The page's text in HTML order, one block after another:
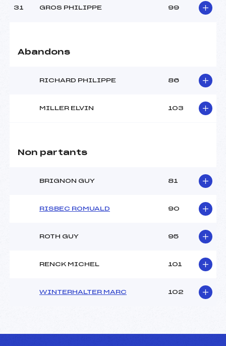
31 GROS PHILIPPE 99
Abandons
RICHARD PHILIPPE 86
MILLER ELVIN 103
Non partants
BRIGNON GUY 81
RISBEC ROMUALD 90
ROTH GUY 95
RENCK MICHEL 101
WINTERHALTER MARC 102